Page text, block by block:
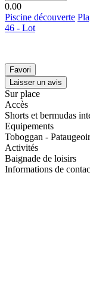
0.00
Piscine découverte
46 - Lot
Favori
Laisser un avis
Sur place
Accès
Shorts et bermudas
Equipements
Toboggan -
Activités
Baignade de loisirs
Informations de